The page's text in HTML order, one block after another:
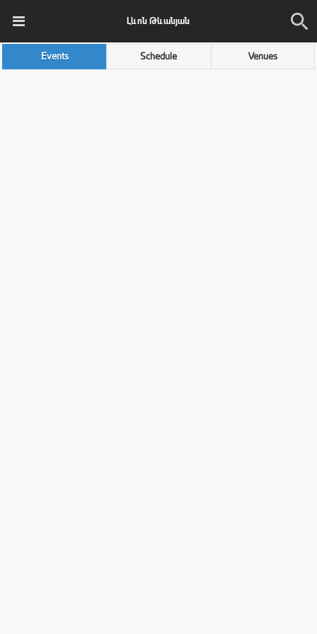
Լևոն Թևանյան
Events Schedule Venues